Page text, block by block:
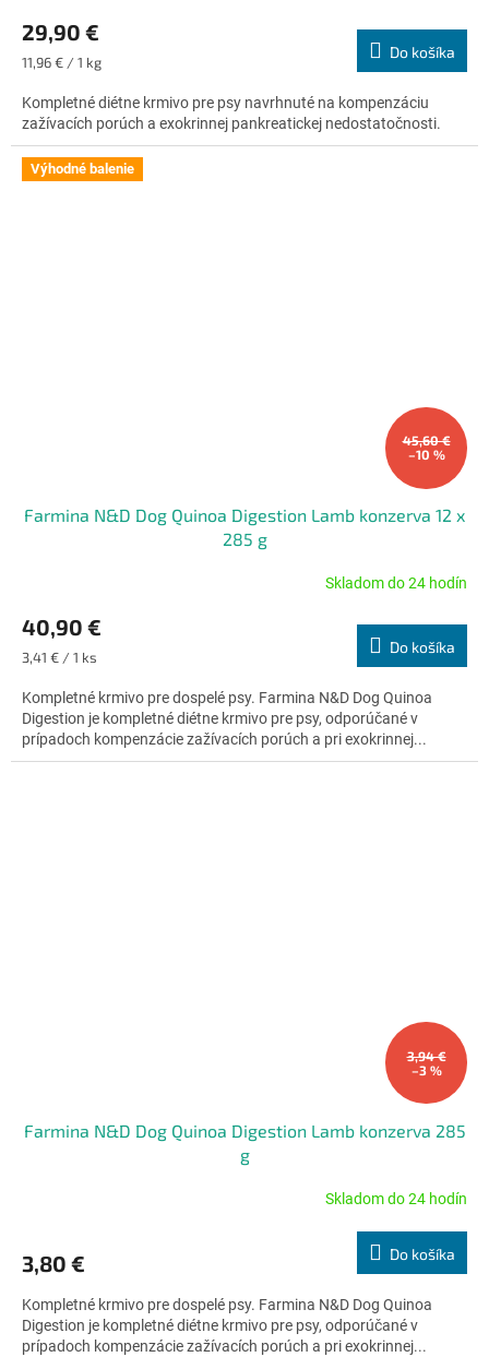
produktu
4,8
z
hviezdičiek.
29,90 €
Jednotková
11,96 € / 1 kg
Do košíka
Kompletné diétne krmivo pre psy navrhnuté na kompenzáciu
zažívacích porúch a exokrinnej pankreatickej nedostatočnosti.
Výhodné balenie
45,60 €
–10 %
Farmina N&D Dog Quinoa Digestion Lamb konzerva 12 x
285 g
produktu
5,0
z
5
hviezdičiek.
Skladom do 24 hodín
40,90 €
Jednotková
3,41 € / 1 ks
Do košíka
Kompletné krmivo pre dospelé psy. Farmina N&D Dog Quinoa
Digestion je kompletné diétne krmivo pre psy, odporúčané v
prípadoch kompenzácie zažívacích porúch a pri exokrinnej...
3,94 €
–3 %
Farmina N&D Dog Quinoa Digestion Lamb konzerva 285
g
je
z
5
hviezdičiek.
Skladom do 24 hodín
3,80 € Do košíka
Kompletné krmivo pre dospelé psy. Farmina N&D Dog Quinoa
Digestion je kompletné diétne krmivo pre psy, odporúčané v
prípadoch kompenzácie zažívacích porúch a pri exokrinnej...